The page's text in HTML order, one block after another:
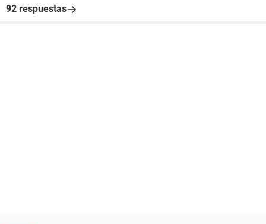
92 respuestas